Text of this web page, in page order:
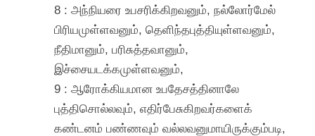
8 : அந்நியரை உபசரிக்கிறவனும், நல்லோர்மேல்
பிரியமுள்ளவனும், தெளிந்தபுத்தியுள்ளவனும்,
நீதிமானும், பரிசுத்தவானும்,
இச்சையடக்கமுள்ளவனும்,
9 : ஆரோக்கியமான உபதேசத்தினாலே
புத்திசொல்லவும், எதிர்பேசுகிறவர்களைக்
கண்டனம் பண்ணவும் வல்லவனுமாயிருக்கும்படி,